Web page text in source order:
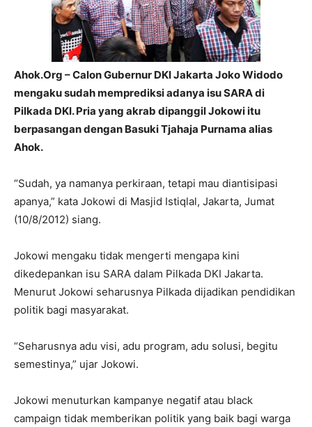
Ahok.Org – Calon Gubernur DKI Jakarta Joko Widodo
mengaku sudah memprediksi adanya isu SARA di
Pilkada DKI. Pria yang akrab dipanggil Jokowi itu
berpasangan dengan Basuki Tjahaja Purnama alias
Ahok.
“Sudah, ya namanya perkiraan, tetapi mau diantisipasi
apanya,” kata Jokowi di Masjid Istiqlal, Jakarta, Jumat
(10/8/2012) siang.
Jokowi mengaku tidak mengerti mengapa kini
dikedepankan isu SARA dalam Pilkada DKI Jakarta.
Menurut Jokowi seharusnya Pilkada dijadikan pendidikan
politik bagi masyarakat.
“Seharusnya adu visi, adu program, adu solusi, begitu
semestinya,” ujar Jokowi.
Jokowi menuturkan kampanye negatif atau black
campaign tidak memberikan politik yang baik bagi warga